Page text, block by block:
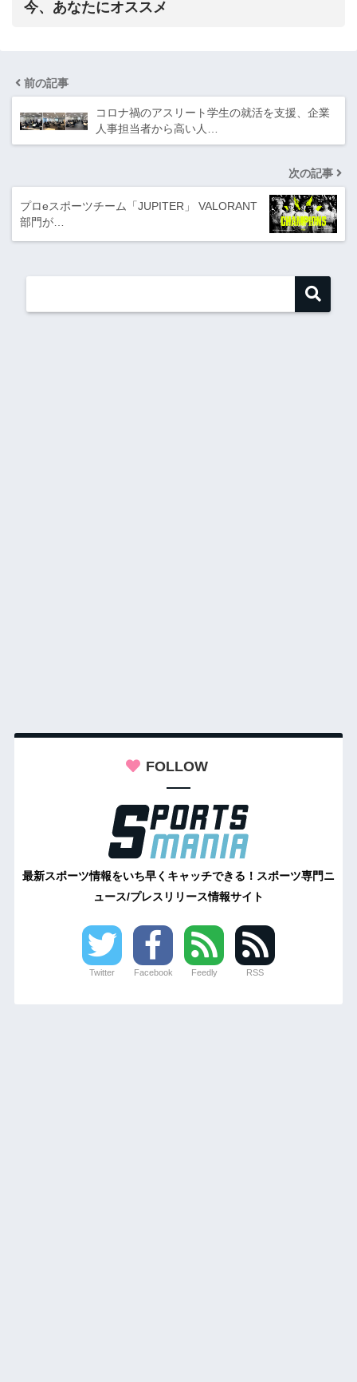
今、あなたにオススメ
前の記事
コロナ禍のアスリート学生の就活を支援、企業
人事担当者から高い人…
次の記事
プロeスポーツチーム「JUPITER」 VALORANT
部門が…
FOLLOW
最新スポーツ情報をいち早くキャッチできる！スポーツ専門ニ
ュース/プレスリリース情報サイト
Twitter Facebook Feedly RSS